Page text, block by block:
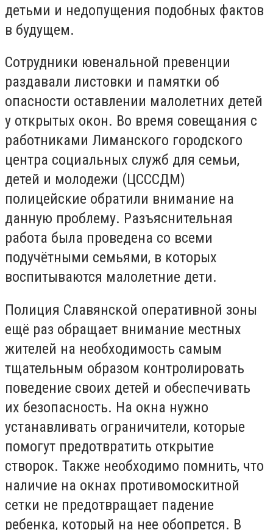
детьми и недопущения подобных фактов
в будущем.
Сотрудники ювенальной превенции
раздавали листовки и памятки об
опасности оставлении малолетних детей
у открытых окон. Во время совещания с
работниками Лиманского городского
центра социальных служб для семьи,
детей и молодежи (ЦСССДМ)
полицейские обратили внимание на
данную проблему. Разъяснительная
работа была проведена со всеми
подучётными семьями, в которых
воспитываются малолетние дети.
Полиция Славянской оперативной зоны
ещё раз обращает внимание местных
жителей на необходимость самым
тщательным образом контролировать
поведение своих детей и обеспечивать
их безопасность. На окна нужно
устанавливать ограничители, которые
помогут предотвратить открытие
створок. Также необходимо помнить, что
наличие на окнах противомоскитной
сетки не предотвращает падение
ребенка, который на нее обопрется. В